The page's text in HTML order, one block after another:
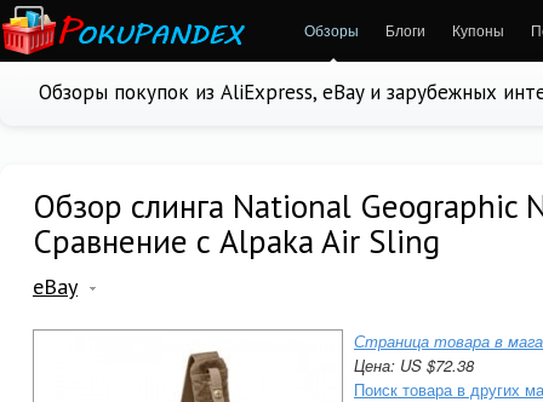
Обзоры Блоги Купоны
Обзоры покупок из AliExpress, eBay и зарубежных
Обзор слинга National Geographic
Сравнение с Alpaka Air Sling
eBay
Страница товара в
Цена: US $72.38
Поиск товара в других